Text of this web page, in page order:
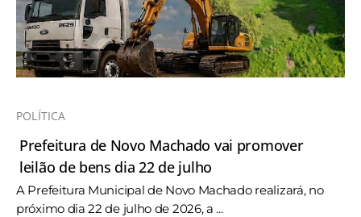
POLÍTICA
Prefeitura de Novo Machado vai promover
leilão de bens dia 22 de julho
A Prefeitura Municipal de Novo Machado realizará, no
próximo dia 22 de julho de 2026, a ...